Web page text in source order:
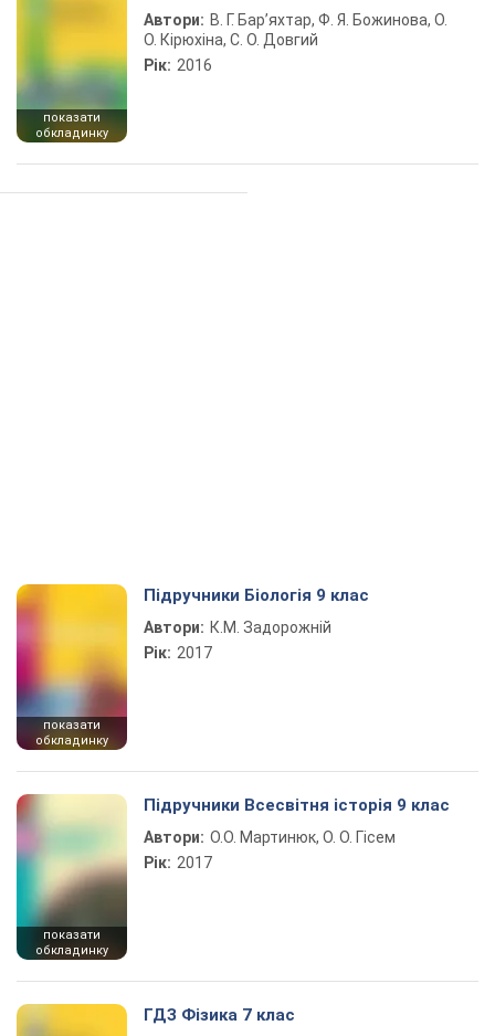
показати
обкладинку
Автори: В. Г. Бар’яхтар, Ф. Я. Божинова, О.
О. Кірюхіна, С. О. Довгий
Рік: 2016
показати
обкладинку
Підручники Біологія 9 клас
Автори: К.М. Задорожній
Рік: 2017
показати
обкладинку
Підручники Всесвітня історія 9 клас
Автори: О.О. Мартинюк, О. О. Гісем
Рік: 2017
ГДЗ Фізика 7 клас